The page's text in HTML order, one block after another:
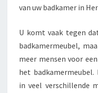
van uw badkamer in
U komt vaak tegen
badkamermeubel,
meer mensen voor
het
in veel verschillende